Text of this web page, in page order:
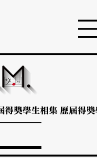
得獎學生相集 歷屆得